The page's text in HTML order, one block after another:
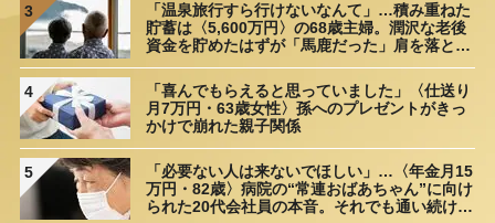
3
「温泉旅行すら行けないなんて」…積み重ねた
貯蓄は〈5,600万円〉の68歳主婦。潤沢な老後
資金を貯めたはずが「馬鹿だった」肩を落とす
理由
4
「喜んでもらえると思っていました」〈仕送り
月7万円・63歳女性〉孫へのプレゼントがきっ
かけで崩れた親子関係
5
「必要ない人は来ないでほしい」…〈年金月15
万円・82歳〉病院の“常連おばあちゃん”に向け
られた20代会社員の本音。それでも通い続ける